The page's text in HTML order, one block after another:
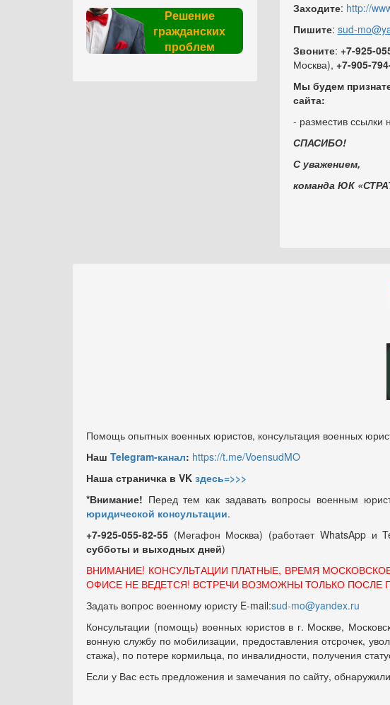
Решение
гражданских
проблем
Заходите: http://
Пишите: sud-
Звоните: +7-925-
Москва), +7-905-
Мы будем
сайта:
- разместив ссылки
СПАСИБО!
С уважением,
команда ЮК
Помощь опытных военных юристов, консультация военных
Наш Telegram-канал: https://t.me/VoensudMO
Наша страничка в VK здесь=>>>
*Внимание! Перед тем как задавать вопросы военным
юридической консультации.
+7-925-055-82-55 (Мегафон Москва) (работает WhatsApp и
субботы и выходных дней)
ВНИМАНИЕ! КОНСУЛЬТАЦИИ ПЛАТНЫЕ, ВРЕМЯ
ОФИСЕ НЕ ВЕДЕТСЯ! ВСТРЕЧИ ВОЗМОЖНЫ ТОЛЬКО ПОСЛЕ
Задать вопрос военному юристу E-mail:sud-mo@yandex.ru
Консультации (помощь) военных юристов в г. Москве,
вонную службу по мобилизации, предоставления отсрочек,
стажа), по потере кормильца, по инвалидности, получения
Если у Вас есть предложения и замечания по сайту,